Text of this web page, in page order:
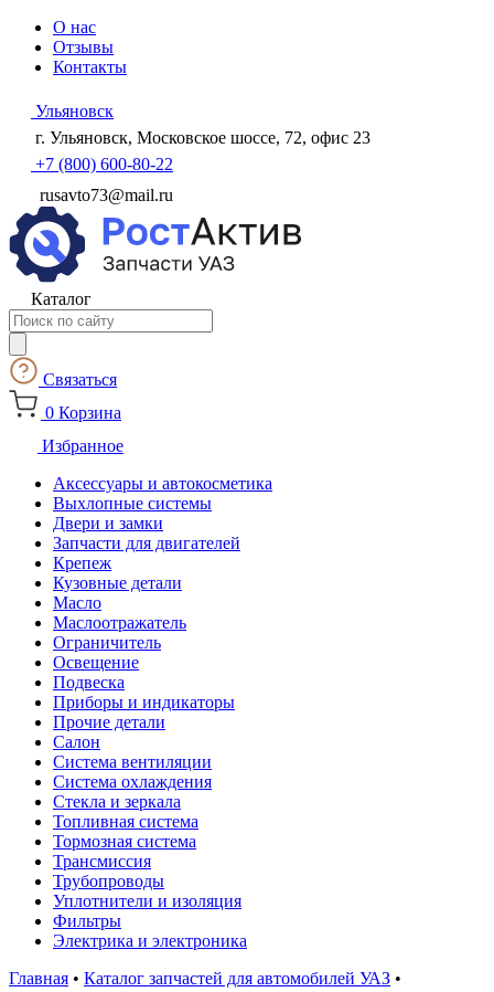
О нас
Отзывы
Контакты
Ульяновск
г. Ульяновск, Московское шоссе, 72, офис 23
+7 (800) 600-80-22
rusavto73@mail.ru
Каталог
Поиск
товаров
Связаться
0 Корзина
Избранное
Аксессуары и автокосметика
Выхлопные системы
Двери и замки
Запчасти для двигателей
Крепеж
Кузовные детали
Масло
Маслоотражатель
Ограничитель
Освещение
Подвеска
Приборы и индикаторы
Прочие детали
Салон
Система вентиляции
Система охлаждения
Стекла и зеркала
Топливная система
Тормозная система
Трансмиссия
Трубопроводы
Уплотнители и изоляция
Фильтры
Электрика и электроника
Главная • Каталог запчастей для автомобилей УАЗ •